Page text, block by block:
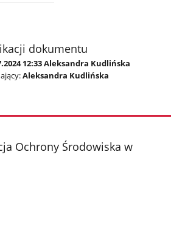
dokumentu
12:33 Aleksandra Kudlińska
Aleksandra Kudlińska
Ochrony Środowiska w